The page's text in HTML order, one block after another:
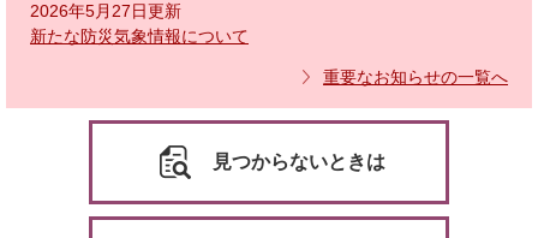
2026年5月27日更新
新たな防災気象情報について
重要なお知らせの一覧へ
見つからないときは